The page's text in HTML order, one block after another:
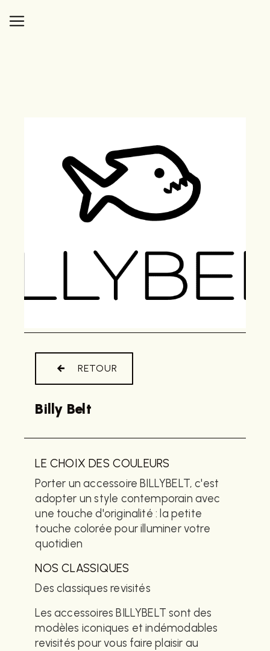
RETOUR
Billy Belt
LE CHOIX DES COULEURS
Porter un accessoire BILLYBELT, c'est
adopter un style contemporain avec
une touche d'originalité : la petite
touche colorée pour illuminer votre
quotidien
NOS CLASSIQUES
Des classiques revisités
Les accessoires BILLYBELT sont des
modèles iconiques et indémodables
revisités pour vous faire plaisir au